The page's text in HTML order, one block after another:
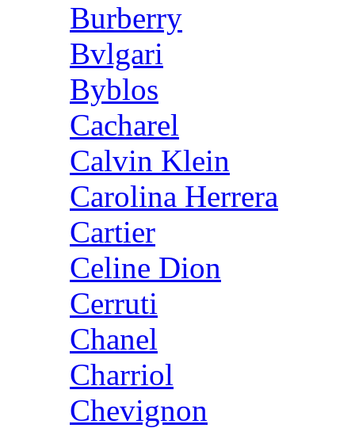
Burberry
Bvlgari
Byblos
Cacharel
Calvin Klein
Carolina Herrera
Cartier
Celine Dion
Cerruti
Chanel
Charriol
Chevignon